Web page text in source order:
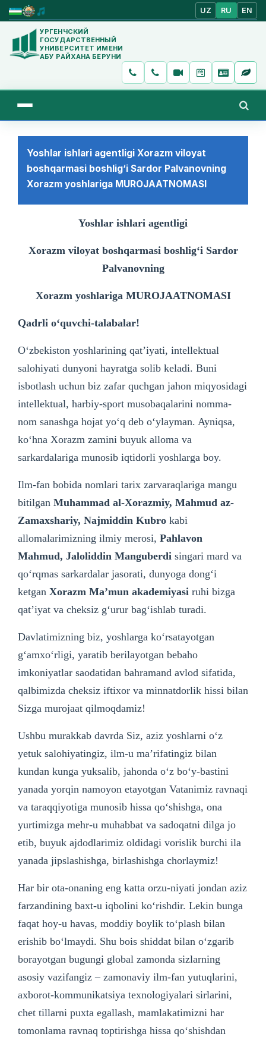
UZ RU EN
УРГЕНЧСКИЙ
ГОСУДАРСТВЕННЫЙ
УНИВЕРСИТЕТ ИМЕНИ
АБУ РАЙХАНА БЕРУНИ
Yoshlar ishlari agentligi Xorazm viloyat
boshqarmasi boshlig‘i Sardor Palvanovning
Xorazm yoshlariga MUROJAATNOMASI
Yoshlar ishlari agentligi
Xorazm viloyat boshqarmasi boshlig‘i Sardor
Palvanovning
Xorazm yoshlariga MUROJAATNOMASI
Qadrli o‘quvchi-talabalar!
O‘zbekiston yoshlarining qat’iyati, intellektual
salohiyati dunyoni hayratga solib keladi. Buni
isbotlash uchun biz zafar quchgan jahon miqyosidagi
intellektual, harbiy-sport musobaqalarini nomma-
nom sanashga hojat yo‘q deb o‘ylayman. Ayniqsa,
ko‘hna Xorazm zamini buyuk alloma va
sarkardalariga munosib iqtidorli yoshlarga boy.
Ilm-fan bobida nomlari tarix zarvaraqlariga mangu
bitilgan Muhammad al-Xorazmiy, Mahmud az-
Zamaxshariy, Najmiddin Kubro kabi
allomalarimizning ilmiy merosi, Pahlavon
Mahmud, Jaloliddin Manguberdi singari mard va
qo‘rqmas sarkardalar jasorati, dunyoga dong‘i
ketgan Xorazm Ma’mun akademiyasi ruhi bizga
qat’iyat va cheksiz g‘urur bag‘ishlab turadi.
Davlatimizning biz, yoshlarga ko‘rsatayotgan
g‘amxo‘rligi, yaratib berilayotgan bebaho
imkoniyatlar saodatidan bahramand avlod sifatida,
qalbimizda cheksiz iftixor va minnatdorlik hissi bilan
Sizga murojaat qilmoqdamiz!
Ushbu murakkab davrda Siz, aziz yoshlarni o‘z
yetuk salohiyatingiz, ilm-u ma’rifatingiz bilan
kundan kunga yuksalib, jahonda o‘z bo‘y-bastini
yanada yorqin namoyon etayotgan Vatanimiz ravnaqi
va taraqqiyotiga munosib hissa qo‘shishga, ona
yurtimizga mehr-u muhabbat va sadoqatni dilga jo
etib, buyuk ajdodlarimiz oldidagi vorislik burchi ila
yanada jipslashishga, birlashishga chorlaymiz!
Har bir ota-onaning eng katta orzu-niyati jondan aziz
farzandining baxt-u iqbolini ko‘rishdir. Lekin bunga
faqat hoy-u havas, moddiy boylik to‘plash bilan
erishib bo‘lmaydi. Shu bois shiddat bilan o‘zgarib
borayotgan bugungi global zamonda sizlarning
asosiy vazifangiz – zamonaviy ilm-fan yutuqlarini,
axborot-kommunikatsiya texnologiyalari sirlarini,
chet tillarni puxta egallash, mamlakatimizni har
tomonlama ravnaq toptirishga hissa qo‘shishdan